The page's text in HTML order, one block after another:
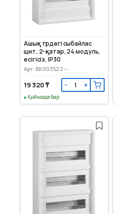
Ашық түрдегі сыбайлас
щит, 2-қатар, 24 модуль,
есігісіз, IP30
Арт: BK003522--
19 320 ₸ − +
Қоймада бар